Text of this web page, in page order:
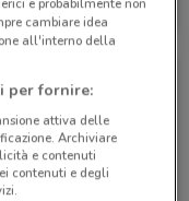
e probabilmente non
cambiare idea
all'interno della
per fornire:
attiva delle
Archiviare
e contenuti
contenuti e degli